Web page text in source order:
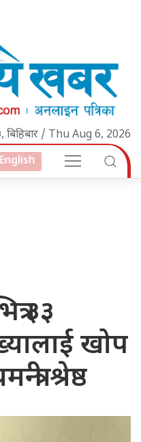
बिहिबार / Thu Aug 6, 2026
English
३३
खोप
श्रेष्ठ